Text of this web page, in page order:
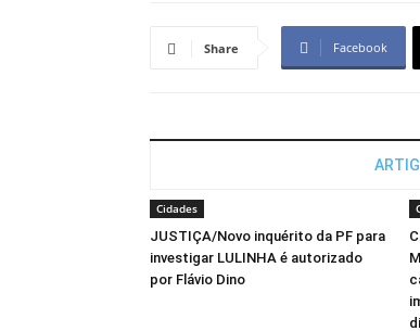
Share Facebook
Cidades
JUSTIÇA/Novo inquérito da PF para
investigar LULINHA é autorizado
por Flávio Dino